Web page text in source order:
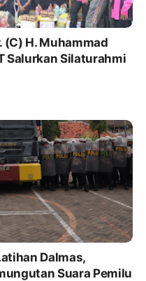
(C) H. Muhammad
Salurkan Silaturahmi
Dalmas,
Suara Pemilu